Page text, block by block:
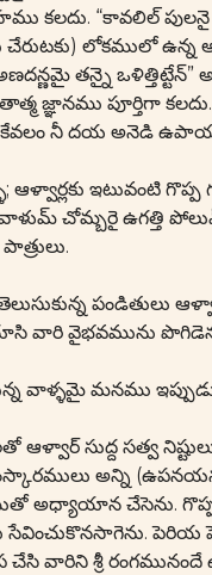
కలదు. “కావలిల్
చేరుటకు) లోకములో ఉన్న
తన్నై
పూర్తిగా కలదు.
కేవలం నీ దయ అనెడి
ఇటువంటి గొప్ప
చోమ్బరై ఉగత్తి
పండితులు
వారి వైభవమును
వాళ్ళమై మనము
ఆళ్వార్ సుద్ద సత్వ
అన్ని
అధ్యాయాన చేసెను.
పెరియ
వారిని శ్రీ రంగమునందే